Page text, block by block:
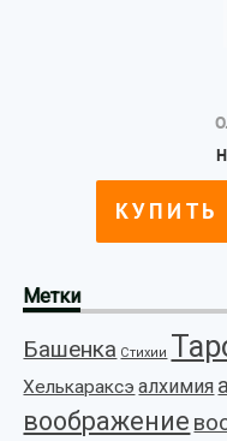
Метки
Башенка Стихии
Хелькараксэ алхимия
воображение